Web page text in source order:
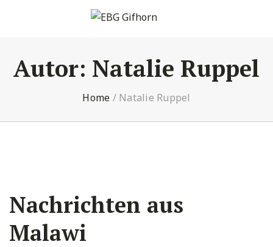
Autor: Natalie Ruppel
Home / Natalie Ruppel
Nachrichten aus
Malawi